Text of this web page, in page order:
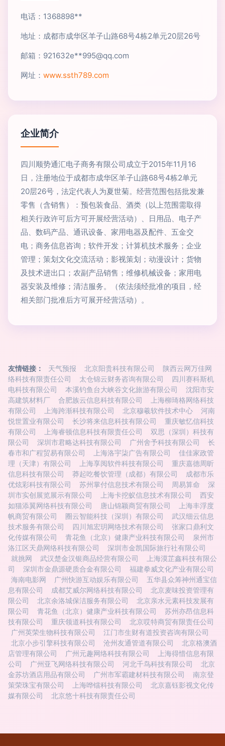
电话：1368898**
地址：成都市成华区羊子山路68号4栋2单元20层26号
邮箱：921632e**995@qq.com
网址： www.ssth789.com
企业简介
四川顺势通汇电子商务有限公司成立于2015年11月16
日，注册地位于成都市成华区羊子山路68号4栋2单元
20层26号，法定代表人为夏世菊。经营范围包括批发兼
零售（含销售）：预包装食品、酒类（以上范围需取得
相关行政许可后方可开展经营活动）、日用品、电子产
品、数码产品、通讯设备、家用电器及配件、五金交
电；商务信息咨询；软件开发；计算机技术服务；企业
管理；策划文化交流活动；影视策划；动漫设计；货物
及技术进出口；农副产品销售；维修机械设备；家用电
器安装及维修；清洁服务。（依法须经批准的项目，经
相关部门批准后方可展开经营活动）。
友情链接： 天气预报 北京阳贵科技有限公司
陕西云网万佳网
络科技有限责任公司
太仓锦云财务咨询有限公司
四川赛科斯机
电科技有限公司
本溪钓鱼台大峡谷文化旅游有限公司
沈阳市安
高建筑材料厂
合肥族云信息科技有限公司
上海柳琦格网络科技
有限公司
上海跨渐科技有限公司 北京穆羲软件技术中心
河南
悦世置业有限公司
长沙将来信息科技有限公司
重庆敏忆信科技
有限公司
上海睿顿信息科技有限责任公司
双思（深圳）科技有
限公司
深圳市君略达科技有限公司 广州舍予科技有限公司
长
春市和广程贸易有限公司
上海洛宇柒广告有限公司
佳佳家政管
理（天津）有限公司
上海享阅软件科技有限公司
重庆嘉德周昕
信息科技有限公司
莽起吃餐饮管理（成都）有限公司
成都市乐
优炫彩科技有限公司
苏州掌付信息技术有限公司 周易算命
深
圳市实创展览展示有限公司
上海卡挖蚁信息技术有限公司
西安
如猫添翼网络科技有限公司
唐山锦颖商贸有限公司
上海丰浮度
帆商贸有限公司
圈云智能科技（深圳）有限公司
武汉细云信息
技术服务有限公司
四川旭宏玥网络技术有限公司
张家口鼎利文
化传媒有限公司
青花鱼（北京）健康产业科技有限公司
泉州市
洛江区天鼎网络科技有限公司
深圳市金凯国际旅行社有限公司
就挑网
武汉楚金汉银商品经营有限公司
上海漠芷鑫科技有限公
司
深圳市金鼎源硬质合金有限公司
福建拳威文化产业有限公司
海南电影网
广州快游互动娱乐有限公司
五华县众筹神州通宝信
息有限公司
成都艾威尔网络科技有限公司
北京麦味投资管理有
限公司
北京余洛城保洁服务有限公司
北京亲水元素科技发展有
限公司
青花鱼（北京）健康产业科技有限公司
苏州亦昂信息科
技有限公司
重庆领道科技有限公司
北京哎特商贸有限责任公司
广州英荣生物科技有限公司
江门市生财有道投资咨询有限公司
北京小步引擎科技有限公司
沧州友通管道有限公司
北京格澳酒
店管理有限公司
广州元趣网络科技有限公司
上海得惜信息有限
公司
广州亚飞网络科技有限公司 河北千鸟科技有限公司
北京
金苏坊酒店用品有限公司
广州市军霸建材科技有限公司
南京登
策荣珠宝有限公司
上海哗镭科技有限公司
北京嘉钰影视文化传
媒有限公司
北京悠十科技有限责任公司